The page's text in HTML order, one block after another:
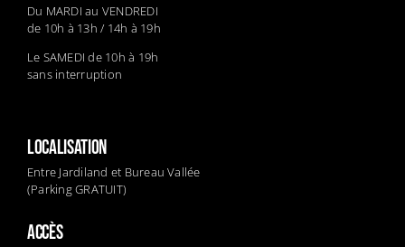
Du MARDI au VENDREDI
de 10h à 13h / 14h à 19h
Le SAMEDI de 10h à 19h
sans interruption
LOCALISATION
Entre Jardiland et Bureau Vallée
(Parking GRATUIT)
ACCÈS